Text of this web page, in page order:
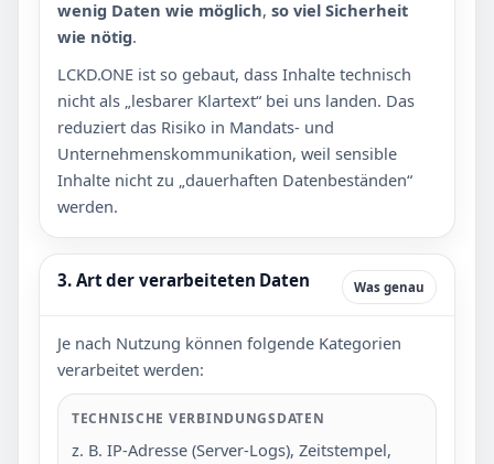
wenig Daten wie möglich, so viel Sicherheit
wie nötig.
LCKD.ONE ist so gebaut, dass Inhalte technisch
nicht als „lesbarer Klartext“ bei uns landen. Das
reduziert das Risiko in Mandats- und
Unternehmenskommunikation, weil sensible
Inhalte nicht zu „dauerhaften Datenbeständen“
werden.
3. Art der verarbeiteten Daten Was genau
Je nach Nutzung können folgende Kategorien
verarbeitet werden:
TECHNISCHE VERBINDUNGSDATEN
z. B. IP-Adresse (Server-Logs), Zeitstempel,